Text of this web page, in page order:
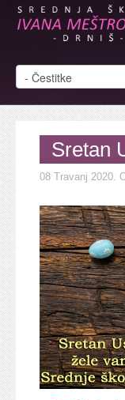
Sretan
08 Travanj 2020.